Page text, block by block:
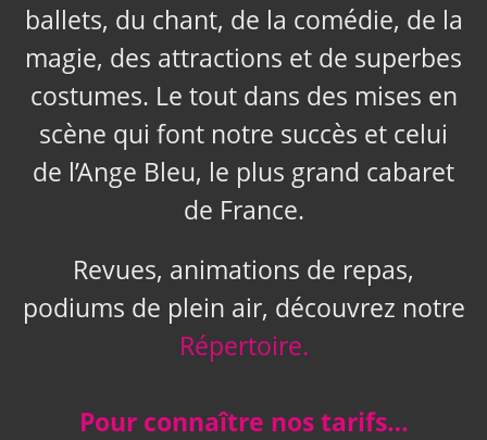
ballets, du chant, de la comédie, de la
magie, des attractions et de superbes
costumes. Le tout dans des mises en
scène qui font notre succès et celui
de l’Ange Bleu, le plus grand cabaret
de France.
Revues, animations de repas,
podiums de plein air, découvrez notre
Répertoire.
Pour connaître nos tarifs…